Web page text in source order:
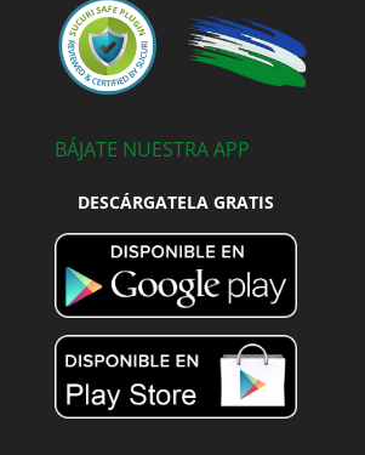
BÁJATE NUESTRA APP
DESCÁRGATELA GRATIS